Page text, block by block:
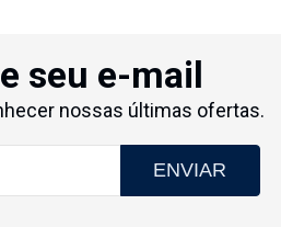
seu e-mail
nossas últimas ofertas.
ENVIAR